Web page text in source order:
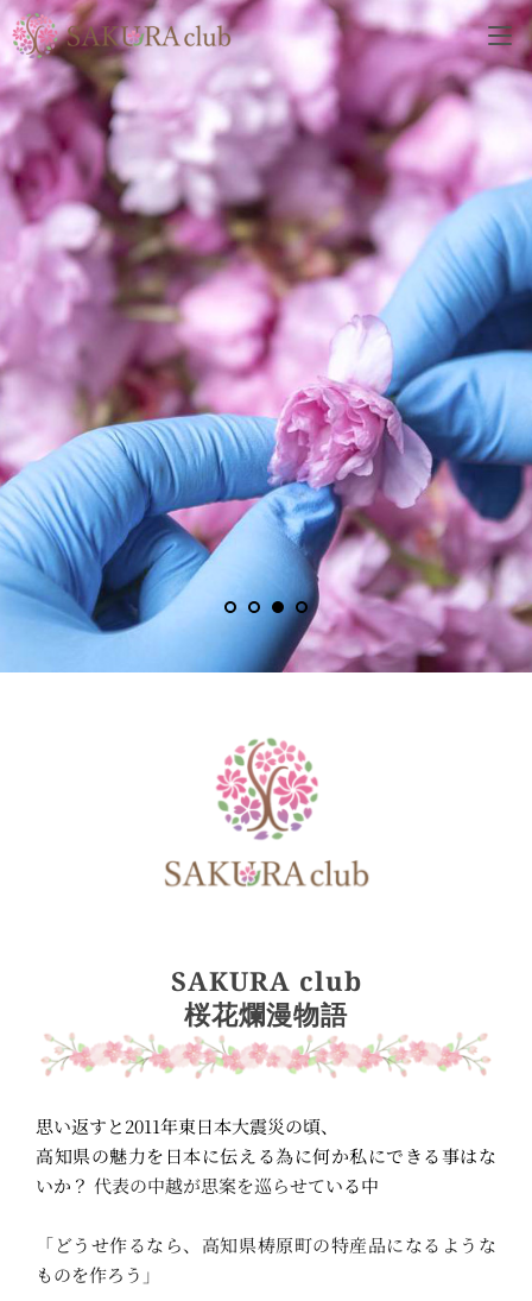
コ
ン
テ
ン
ツ
へ
ス
SAKURA club
桜花爛漫物語
思い返すと2011年東日本大震災の頃、
高知県の魅力を日本に伝える為に何か私にできる事はな
いか？ 代表の中越が思案を巡らせている中
「どうせ作るなら、高知県梼原町の特産品になるような
ものを作ろう」